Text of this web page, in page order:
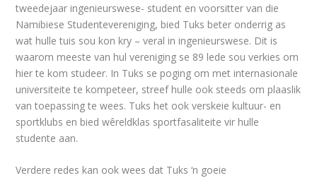
tweedejaar ingenieurswese- student en voorsitter van die
Namibiese Studentevereniging, bied Tuks beter onderrig as
wat hulle tuis sou kon kry – veral in ingenieurswese. Dit is
waarom meeste van hul vereniging se 89 lede sou verkies om
hier te kom studeer. In Tuks se poging om met internasionale
universiteite te kompeteer, streef hulle ook steeds om plaaslik
van toepassing te wees. Tuks het ook verskeie kultuur- en
sportklubs en bied wêreldklas sportfasaliteite vir hulle
studente aan.
Verdere redes kan ook wees dat Tuks ‘n goeie